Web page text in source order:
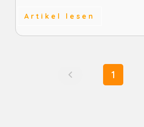
Artikel lesen
1